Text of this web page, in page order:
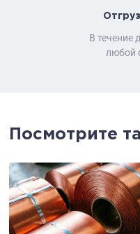
В течение
любой
Посмотрите